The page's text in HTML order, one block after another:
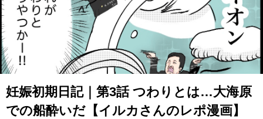
妊娠初期日記｜第3話 つわりとは…大海原
での船酔いだ【イルカさんのレポ漫画】